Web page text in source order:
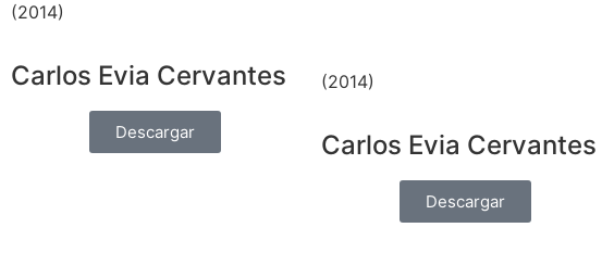
(2014)
Carlos Evia Cervantes
Descargar
(2014)
Carlos Evia Cervantes
Descargar